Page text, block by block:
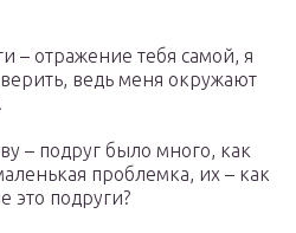
– отражение тебя самой, я
ведь меня окружают
– подруг было много, как
проблемка, их – как
это подруги?